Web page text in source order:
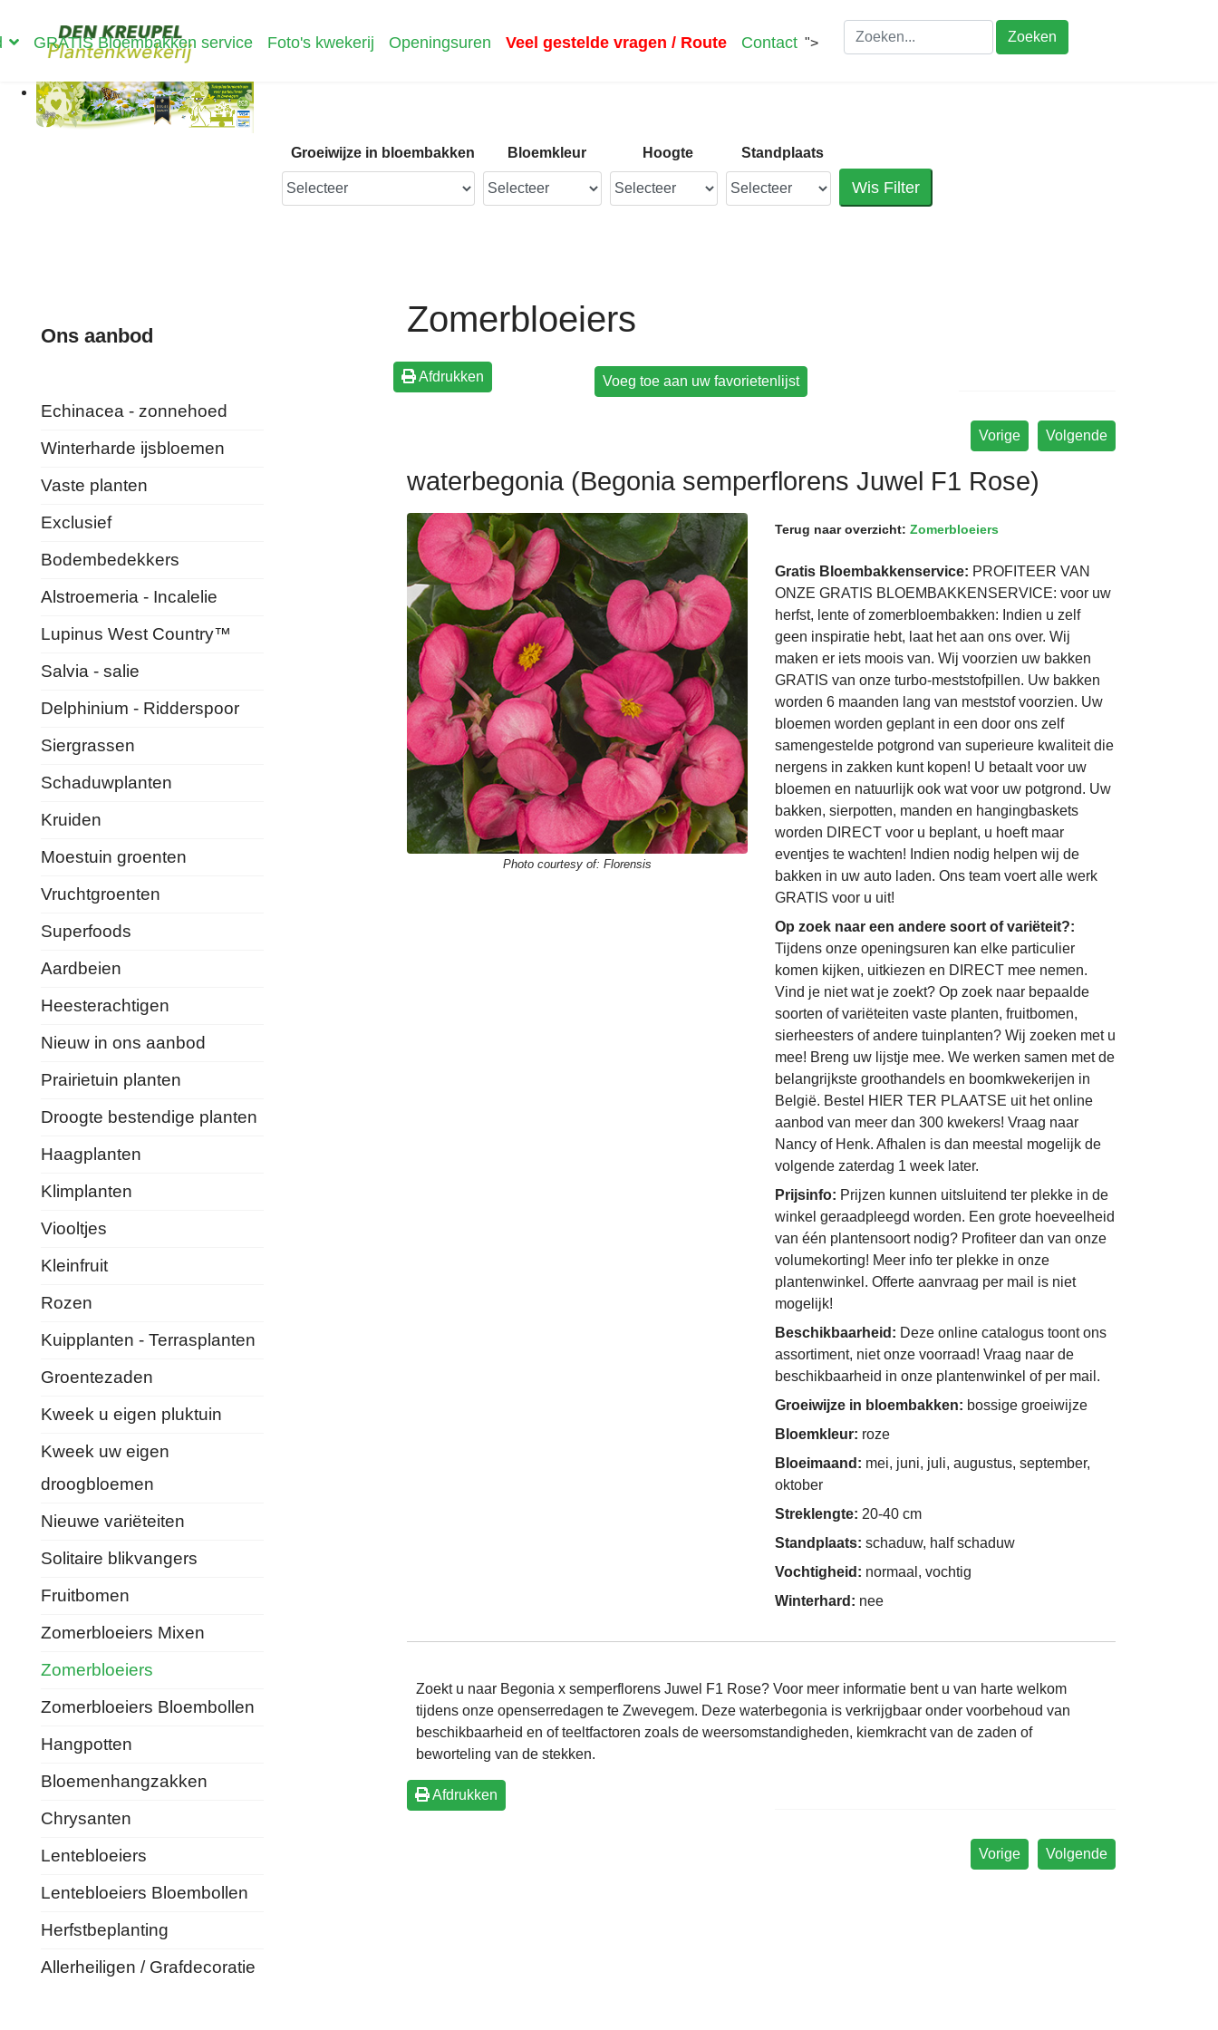
GRATIS Bloembakken service Foto's kwekerij Openingsuren Veel gestelde vragen / Route Contact "> Zoeken
Groeiwijze in bloembakken Bloemkleur Hoogte Standplaats
Wis Filter
Ons aanbod
Echinacea - zonnehoed
Winterharde ijsbloemen
Vaste planten
Exclusief
Bodembedekkers
Alstroemeria - Incalelie
Lupinus West Country™
Salvia - salie
Delphinium - Ridderspoor
Siergrassen
Schaduwplanten
Kruiden
Moestuin groenten
Vruchtgroenten
Superfoods
Aardbeien
Heesterachtigen
Nieuw in ons aanbod
Prairietuin planten
Droogte bestendige planten
Haagplanten
Klimplanten
Viooltjes
Kleinfruit
Rozen
Kuipplanten - Terrasplanten
Groentezaden
Kweek u eigen pluktuin
Kweek uw eigen
droogbloemen
Nieuwe variëteiten
Solitaire blikvangers
Fruitbomen
Zomerbloeiers Mixen
Zomerbloeiers
Zomerbloeiers Bloembollen
Hangpotten
Bloemenhangzakken
Chrysanten
Lentebloeiers
Lentebloeiers Bloembollen
Herfstbeplanting
Allerheiligen / Grafdecoratie
Zomerbloeiers
Afdrukken
Volgende
Vorige
waterbegonia (Begonia semperflorens Juwel F1 Rose)
Photo courtesy of: Florensis
Terug naar overzicht: Zomerbloeiers
Gratis Bloembakkenservice: PROFITEER VAN
ONZE GRATIS BLOEMBAKKENSERVICE: voor uw
herfst, lente of zomerbloembakken: Indien u zelf
geen inspiratie hebt, laat het aan ons over. Wij
maken er iets moois van. Wij voorzien uw bakken
GRATIS van onze turbo-meststofpillen. Uw bakken
worden 6 maanden lang van meststof voorzien. Uw
bloemen worden geplant in een door ons zelf
samengestelde potgrond van superieure kwaliteit die
nergens in zakken kunt kopen! U betaalt voor uw
bloemen en natuurlijk ook wat voor uw potgrond. Uw
bakken, sierpotten, manden en hangingbaskets
worden DIRECT voor u beplant, u hoeft maar
eventjes te wachten! Indien nodig helpen wij de
bakken in uw auto laden. Ons team voert alle werk
GRATIS voor u uit!
Op zoek naar een andere soort of variëteit?:
Tijdens onze openingsuren kan elke particulier
komen kijken, uitkiezen en DIRECT mee nemen.
Vind je niet wat je zoekt? Op zoek naar bepaalde
soorten of variëteiten vaste planten, fruitbomen,
sierheesters of andere tuinplanten? Wij zoeken met u
mee! Breng uw lijstje mee. We werken samen met de
belangrijkste groothandels en boomkwekerijen in
België. Bestel HIER TER PLAATSE uit het online
aanbod van meer dan 300 kwekers! Vraag naar
Nancy of Henk. Afhalen is dan meestal mogelijk de
volgende zaterdag 1 week later.
Prijsinfo: Prijzen kunnen uitsluitend ter plekke in de
winkel geraadpleegd worden. Een grote hoeveelheid
van één plantensoort nodig? Profiteer dan van onze
volumekorting! Meer info ter plekke in onze
plantenwinkel. Offerte aanvraag per mail is niet
mogelijk!
Beschikbaarheid: Deze online catalogus toont ons
assortiment, niet onze voorraad! Vraag naar de
beschikbaarheid in onze plantenwinkel of per mail.
Groeiwijze in bloembakken: bossige groeiwijze
Bloemkleur: roze
Bloeimaand: mei, juni, juli, augustus, september,
oktober
Streklengte: 20-40 cm
Standplaats: schaduw, half schaduw
Vochtigheid: normaal, vochtig
Winterhard: nee
Zoekt u naar Begonia x semperflorens Juwel F1 Rose? Voor meer informatie bent u van harte welkom
tijdens onze openserredagen te Zwevegem. Deze waterbegonia is verkrijgbaar onder voorbehoud van
beschikbaarheid en of teeltfactoren zoals de weersomstandigheden, kiemkracht van de zaden of
beworteling van de stekken.
Afdrukken
Volgende
Vorige